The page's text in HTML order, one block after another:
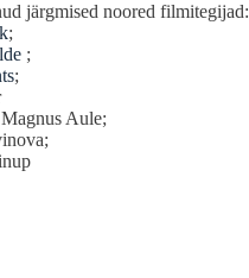
järgmised noored filmitegijad:
;
;
;
Aule;